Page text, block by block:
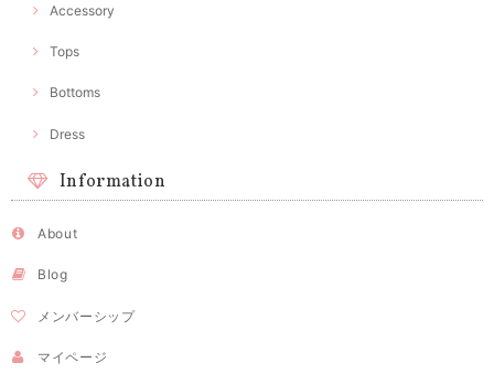
Accessory
Tops
Bottoms
Dress
Information
About
Blog
メンバーシップ
マイページ